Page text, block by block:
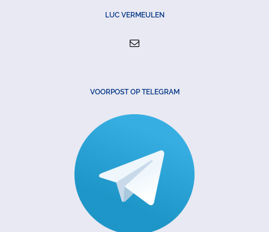
LUC VERMEULEN
VOORPOST OP TELEGRAM